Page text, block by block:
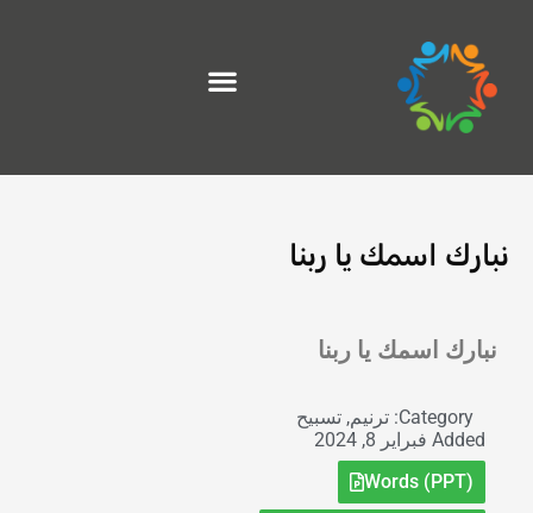
المحتوى
نبارك اسمك يا ربنا
نبارك اسمك يا ربنا
Category: ترنيم, تسبيح
Added فبراير 8, 2024
Words (PPT)